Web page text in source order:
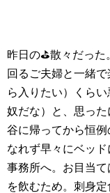
昨日の⛳散々だっ
回るご夫婦と一緒
ら入りたい）くら
奴だな）と、思っ
谷に帰ってから恒
なれず早々にベッ
事務所へ。お目当
を飲むため。刺身